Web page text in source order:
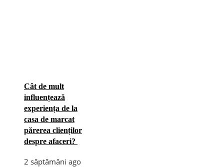
Cât de mult
influențează
experiența de la
casa de marcat
părerea clienților
despre afaceri?
2 săptămâni ago